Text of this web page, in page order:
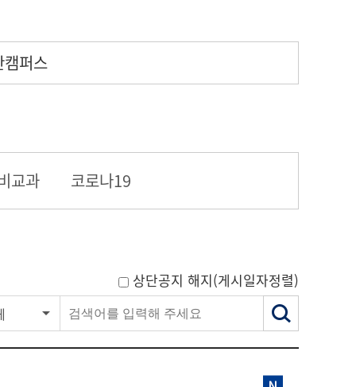
캠퍼스
교과 코로나19
상단공지 해지(게시일자정렬)